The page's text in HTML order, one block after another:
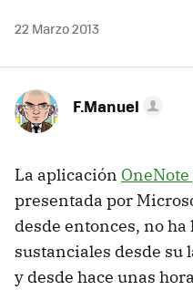
22 Marzo 2013
F.Manuel
La aplicación
presentada por
desde entonces, no
sustanciales desde su
y desde hace unas